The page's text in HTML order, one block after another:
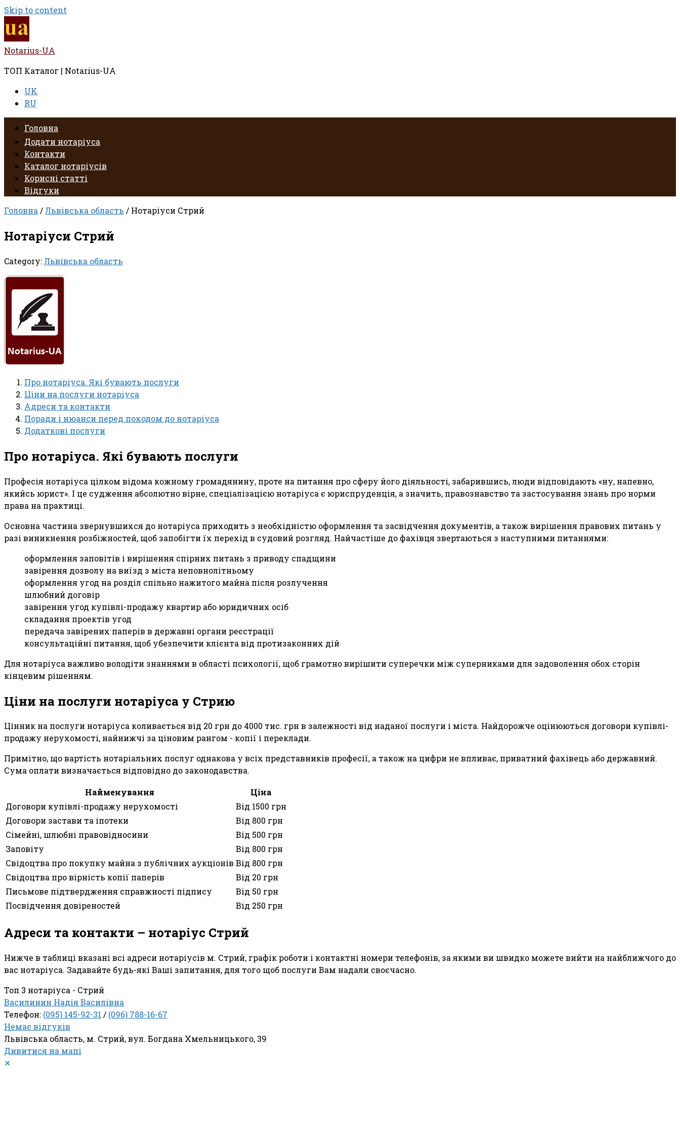
Skip to content
Notarius-UA
ТОП Каталог | Notarius-UA
UK
RU
Головна
Додати нотаріуса
Контакти
Каталог нотаріусів
Корисні статті
Відгуки
Головна / Львівська область / Нотаріуси Стрий
Нотаріуси Стрий
Category: Львівська область
Про нотаріуса. Які бувають послуги
Ціни на послуги нотаріуса
Адреси та контакти
Поради і нюанси перед походом до нотаріуса
Додаткові послуги
Про нотаріуса. Які бувають послуги
Професія нотаріуса цілком відома кожному громадянину, проте на питання про сферу його діяльності, забарившись, люди відповідають «ну, напевно,
якийсь юрист». І це судження абсолютно вірне, спеціалізацією нотаріуса є юриспруденція, а значить, правознавство та застосування знань про норми
права на практиці.
Основна частина звернувшихся до нотаріуса приходить з необхідністю оформлення та засвідчення документів, а також вирішення правових питань у
разі виникнення розбіжностей, щоб запобігти їх перехід в судовий розгляд. Найчастіше до фахівця звертаються з наступними питаннями:
оформлення заповітів і вирішення спірних питань з приводу спадщини
завірення дозволу на виїзд з міста неповнолітньому
оформлення угод на розділ спільно нажитого майна після розлучення
шлюбний договір
завірення угод купівлі-продажу квартир або юридичних осіб
складання проектів угод
передача завірених паперів в державні органи реєстрації
консультаційні питання, щоб убезпечити клієнта від протизаконних дій
Для нотаріуса важливо володіти знаннями в області психології, щоб грамотно вирішити суперечки між суперниками для задоволення обох сторін
кінцевим рішенням.
Ціни на послуги нотаріуса у Стрию
Цінник на послуги нотаріуса коливається від 20 грн до 4000 тис. грн в залежності від наданої послуги і міста. Найдорожче оцінюються договори купівлі-
продажу нерухомості, найнижчі за ціновим рангом - копії і переклади.
Примітно, що вартість нотаріальних послуг однакова у всіх представників професії, а також на цифри не впливає, приватний фахівець або державний.
Сума оплати визначається відповідно до законодавства.
Найменування
Ціна
Договори купівлі-продажу нерухомості
Від 1500 грн
Договори застави та іпотеки
Від 800 грн
Сімейні, шлюбні правовідносини
Від 500 грн
Заповіту
Від 800 грн
Свідоцтва про покупку майна з публічних аукціонів Від 800 грн
Свідоцтва про вірність копії паперів
Від 20 грн
Письмове підтвердження справжності підпису
Від 50 грн
Посвідчення довіреностей
Від 250 грн
Адреси та контакти – нотаріус Стрий
Нижче в таблиці вказані всі адреси нотаріусів м. Стрий, графік роботи і контактні номери телефонів, за якими ви швидко можете вийти на найближчого до
вас нотаріуса. Задавайте будь-які Ваші запитання, для того щоб послуги Вам надали своєчасно.
Топ 3 нотаріуса - Стрий
Василинин Надія Василівна
Телефон: (095) 145-92-31 / (096) 788-16-67
Немає відгуків
Львівська область, м. Стрий, вул. Богдана Хмельницького, 39
Дивитися на мапі
✕